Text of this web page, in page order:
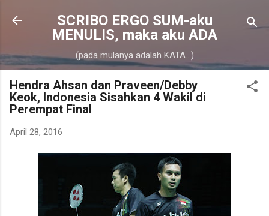
Skip to main content
SCRIBO ERGO SUM-aku
MENULIS, maka aku ADA
(pada mulanya adalah KATA...)
Hendra Ahsan dan Praveen/Debby
Keok, Indonesia Sisahkan 4 Wakil di
Perempat Final
April 28, 2016